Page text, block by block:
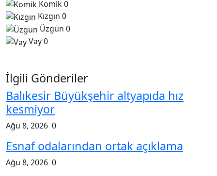
Ağu 8, 2026 0
Toplu taşımaya sıkı denetim
Ağu 8, 2026
Yorumlar
İsim
Yorum